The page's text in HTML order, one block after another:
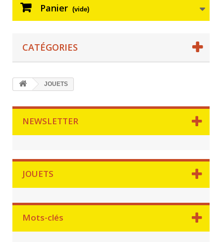
Panier (vide)
CATÉGORIES
JOUETS
NEWSLETTER
JOUETS
Mots-clés